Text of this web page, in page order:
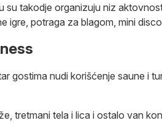
su takodje organizuju niz
igre, potraga za blagom, mini
gostima nudi korišćenje saune i
tretmani tela i lica i ostalo van